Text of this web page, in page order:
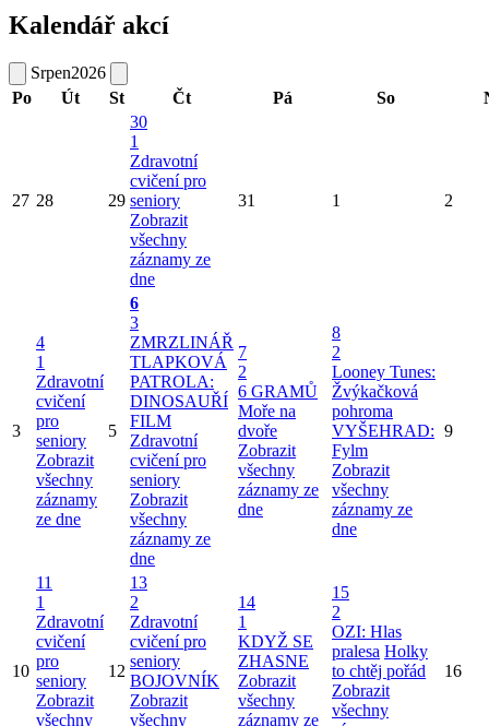
Kalendář akcí
Srpen2026
Po
Út St Čt Pá So
27 28 29
30
1
Zdravotní
cvičení pro
seniory
Zobrazit
všechny
záznamy ze
dne
31 1 2
3
4
1
Zdravotní
cvičení
pro
seniory
Zobrazit
všechny
záznamy
ze dne
5
6
3
ZMRZLINÁŘ
TLAPKOVÁ
PATROLA:
DINOSAUŘÍ
FILM
Zdravotní
cvičení pro
seniory
Zobrazit
všechny
záznamy ze
dne
7
2
6 GRAMŮ
Moře na
dvoře
Zobrazit
všechny
záznamy ze
dne
8
2
Looney Tunes:
Žvýkačková
pohroma
VYŠEHRAD:
Fylm
Zobrazit
všechny
záznamy ze
dne
9
10
11
1
Zdravotní
cvičení
pro
seniory
Zobrazit
všechny
12
13
2
Zdravotní
cvičení pro
seniory
BOJOVNÍK
Zobrazit
všechny
14
1
KDYŽ SE
ZHASNE
Zobrazit
všechny
záznamy ze
15
2
OZI: Hlas
pralesa Holky
to chtěj pořád
Zobrazit
všechny
16